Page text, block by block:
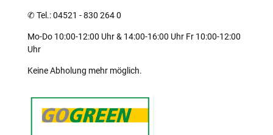
✆Tel.: 04521 - 830 264 0
Mo-Do 10:00-12:00 Uhr & 14:00-16:00 Uhr Fr 10:00-12:00
Uhr
Keine Abholung mehr möglich.